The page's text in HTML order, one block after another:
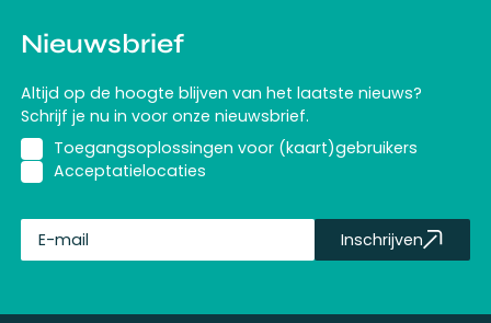
Nieuwsbrief
Altijd op de hoogte blijven van het laatste nieuws?
Schrijf je nu in voor onze nieuwsbrief.
Toegangsoplossingen voor (kaart)gebruikers
Acceptatielocaties
Inschrijven